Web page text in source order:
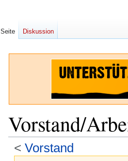
Vorstand/
< Vorstand
Seite Diskussion